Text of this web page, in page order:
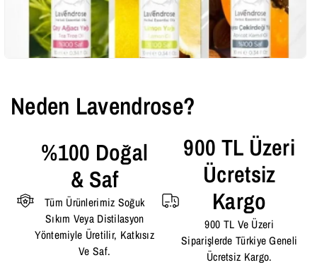
Neden Lavendrose?
%100 Doğal
& Saf
Tüm Ürünlerimiz Soğuk
Sıkım Veya Distilasyon
Yöntemiyle Üretilir, Katkısız
Ve Saf.
900 TL Üzeri
Ücretsiz
Kargo
900 TL Ve Üzeri
Siparişlerde Türkiye Geneli
Ücretsiz Kargo.